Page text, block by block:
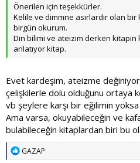
Önerilen için teşekkürler.
Kelile ve dimmne asırlardır olan
birgün okurum.
Din bilimi ve ateizim derken
anlatıyor kitap.
Evet kardeşim, ateizme
çelişkilerle dolu olduğunu ortaya
vb şeylere karşı bir eğilimin
Ama varsa, okuyabileceğin ve
bulabileceğin kitaplardan biri bu
T
GAZAP